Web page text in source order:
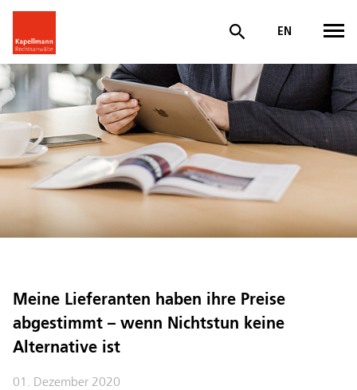
EN
Meine Lieferanten haben ihre Preise
abgestimmt – wenn Nichtstun keine
Alternative ist
01. Dezember 2020